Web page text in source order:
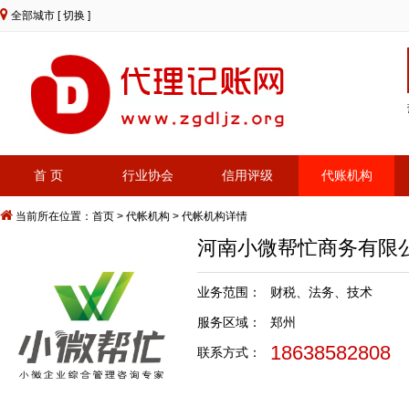
全部城市 [ 切换 ]
首 页 行业协会 信用评级 代账机构
当前所在位置： 首页 > 代帐机构 > 代帐机构详情
河南小微帮忙商务有
业务范围： 财税、法务、技术
服务区域： 郑州
联系方式： 18638582808